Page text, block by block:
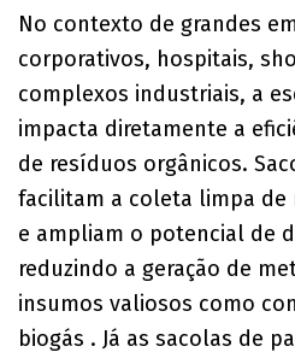
No contexto de grandes
corporativos, hospitais,
complexos industriais, a
impacta diretamente a
de resíduos orgânicos.
facilitam a coleta limpa de
e ampliam o potencial de
reduzindo a geração de
insumos valiosos como
biogás . Já as sacolas de